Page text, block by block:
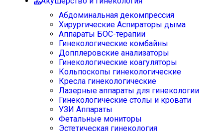
Абдоминальная декомпрессия
Хирургические Аспираторы дыма
Аппараты БОС-терапии
Гинекологические комбайны
Допплеровские анализаторы
Гинекологические коагуляторы
Кольпоскопы гинекологические
Кресла гинекологические
Лазерные аппараты для гинекологии
Гинекологические столы и кровати
УЗИ Аппараты
Фетальные мониторы
Эстетическая гинекология